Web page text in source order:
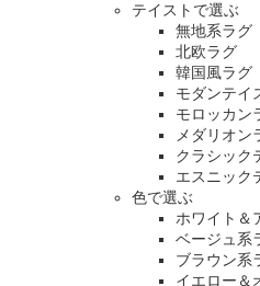
テイストで選ぶ
無地系ラグ
北欧ラグ
韓国風ラグ
モダンテイ
モロッカン
メダリオン
クラシック
エスニック
色で選ぶ
ホワイト＆
ベージュ系
ブラウン系
イエロー＆